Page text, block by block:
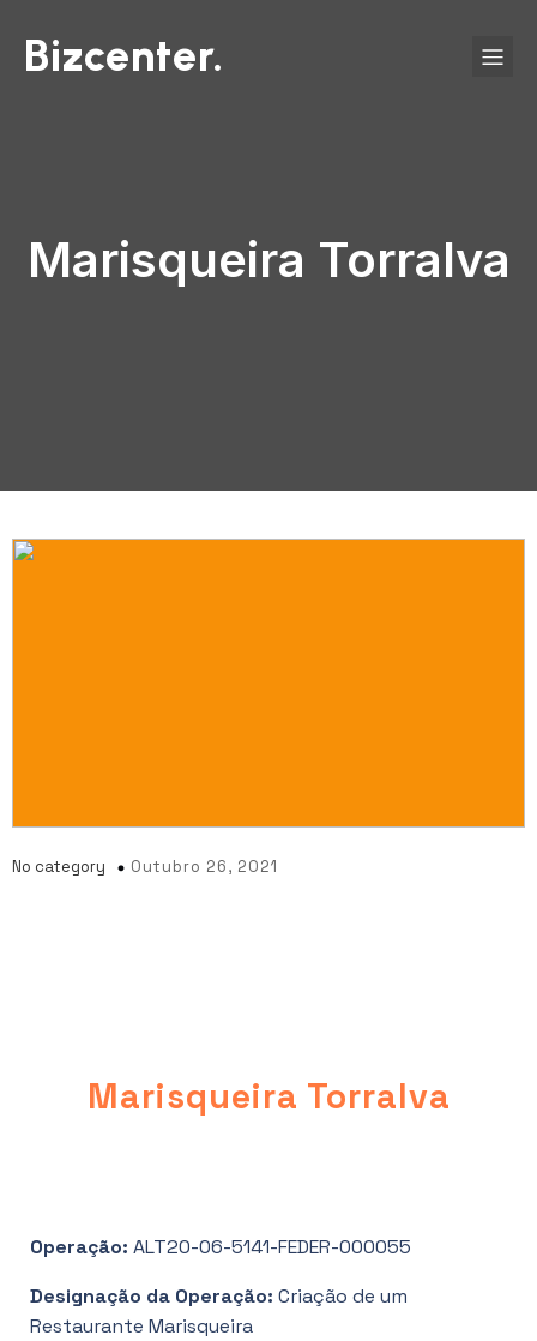
Bizcenter.
Marisqueira Torralva
No category Outubro 26, 2021
Marisqueira Torralva
Operação: ALT20-06-5141-FEDER-000055
Designação da Operação: Criação de um
Restaurante Marisqueira